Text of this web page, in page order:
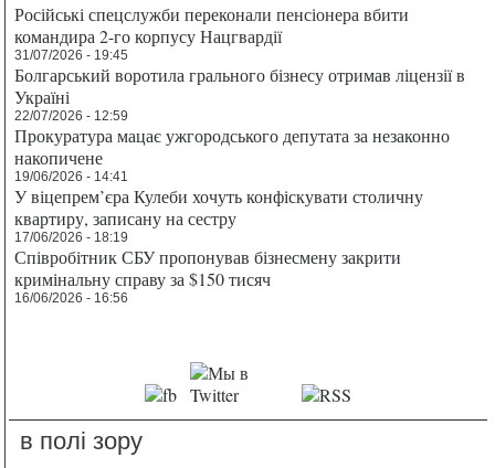
Російські спецслужби переконали пенсіонера вбити
командира 2-го корпусу Нацгвардії
31/07/2026 - 19:45
Болгарський воротила грального бізнесу отримав ліцензії в
Україні
22/07/2026 - 12:59
Прокуратура мацає ужгородського депутата за незаконно
накопичене
19/06/2026 - 14:41
У віцепрем’єра Кулеби хочуть конфіскувати столичну
квартиру, записану на сестру
17/06/2026 - 18:19
Співробітник СБУ пропонував бізнесмену закрити
кримінальну справу за $150 тисяч
16/06/2026 - 16:56
в полі зору